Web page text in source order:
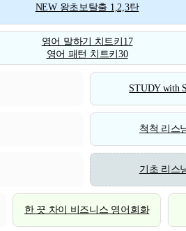
NEW 왕초보탈출 1,2,3탄
영어 말하기 치트키17
영어 패턴 치트키30
STUDY with
척척 리스
기초 리스
한 끗 차이 비즈니스 영어회화